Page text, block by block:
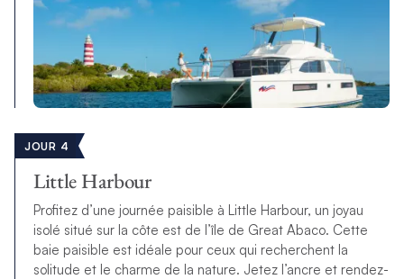
JOUR 4
Little Harbour
Profitez d’une journée paisible à Little Harbour, un joyau
isolé situé sur la côte est de l’île de Great Abaco. Cette
baie paisible est idéale pour ceux qui recherchent la
solitude et le charme de la nature. Jetez l’ancre et rendez-